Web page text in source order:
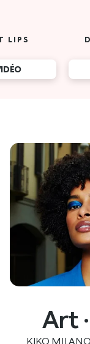
LIPS
Art
KIKO